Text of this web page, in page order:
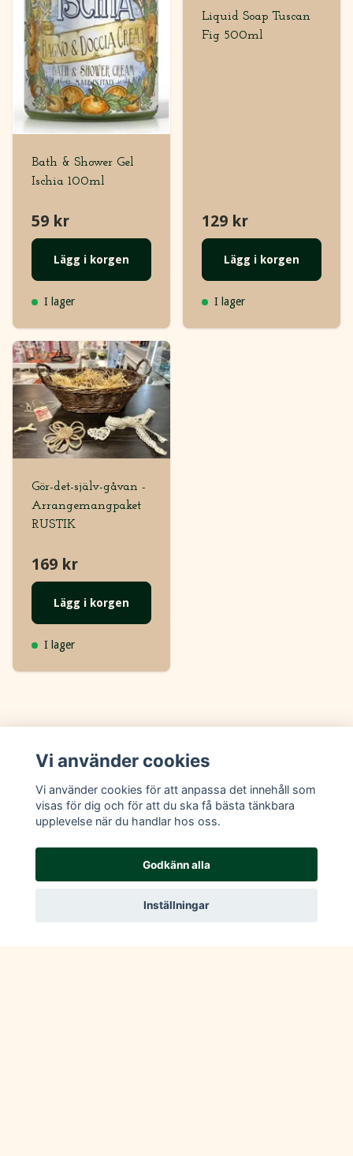
Bath & Shower Gel
Ischia 100ml
59 kr
Lägg i korgen
I lager
Liquid Soap Tuscan
Fig 500ml
129 kr
Lägg i korgen
I lager
Gör-det-själv-gåvan -
Arrangemangpaket
RUSTIK
169 kr
Lägg i korgen
I lager
Läs mer
Vi använder cookies
Vi använder cookies för att anpassa det innehåll som
visas för dig och för att du ska få bästa tänkbara
upplevelse när du handlar hos oss.
Godkänn alla
Inställningar